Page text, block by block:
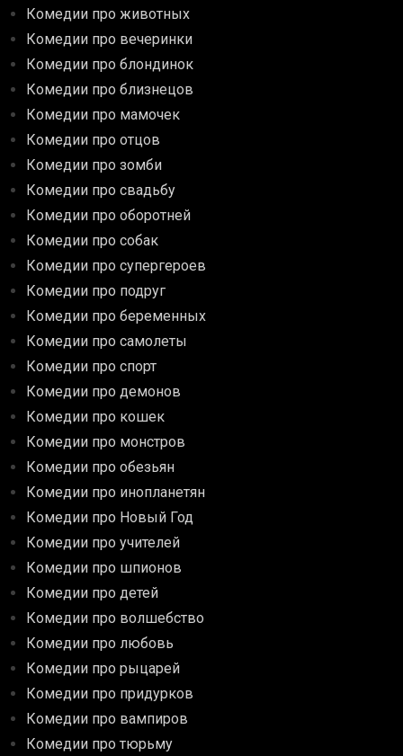
Комедии про животных
Комедии про вечеринки
Комедии про блондинок
Комедии про близнецов
Комедии про мамочек
Комедии про отцов
Комедии про зомби
Комедии про свадьбу
Комедии про оборотней
Комедии про собак
Комедии про супергероев
Комедии про подруг
Комедии про беременных
Комедии про самолеты
Комедии про спорт
Комедии про демонов
Комедии про кошек
Комедии про монстров
Комедии про обезьян
Комедии про инопланетян
Комедии про Новый Год
Комедии про учителей
Комедии про шпионов
Комедии про детей
Комедии про волшебство
Комедии про любовь
Комедии про рыцарей
Комедии про придурков
Комедии про вампиров
Комедии про тюрьму